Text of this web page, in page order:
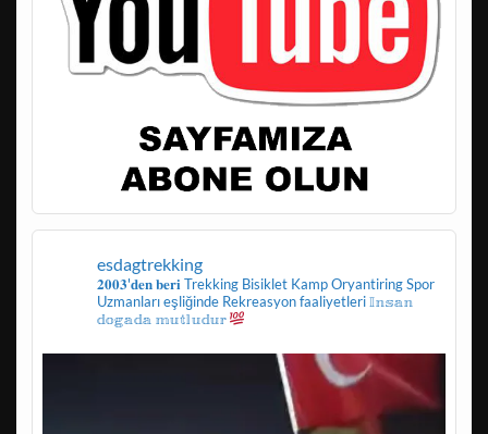
esdagtrekking
𝟐𝟎𝟎𝟑'𝐝𝐞𝐧 𝐛𝐞𝐫𝐢 TrekkingBisikletKampOryantiringSpor
Uzmanları eşliğinde Rekreasyon faaliyetleri𝕀𝕟𝕤𝕒𝕟
𝕕𝕠𝕘𝕒𝕕𝕒 𝕞𝕦𝕥𝕝𝕦𝕕𝕦𝕣